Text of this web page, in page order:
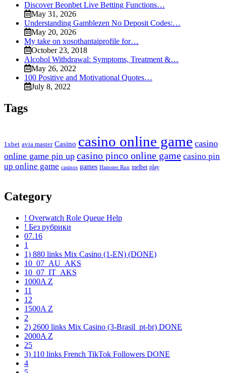
Discover Beonbet Live Betting Functions…
May 31, 2026
Understanding Gamblezen No Deposit Codes:…
May 20, 2026
My take on xosothantaiprofile for…
October 23, 2018
Alcohol Withdrawal: Symptoms, Treatment &…
May 26, 2022
100 Positive and Motivational Quotes…
July 8, 2022
Tags
1xbet avia master Casino casino online game casino
online game pin up casino pinco online game casino pin
up online game casinos games Hamster Run melbet play
Category
! Overwatch Role Queue Help
! Без рубрики
07.16
1
1) 880 links Mix Casino (1-EN) (DONE)
10_07_AU_AKS
10_07_IT_AKS
1000A Z
11
12
1500A Z
2
2) 2600 links Mix Casino (3-Brasil_pt-br) DONE
2000A Z
25
3) 110 links French TikTok Followers DONE
4